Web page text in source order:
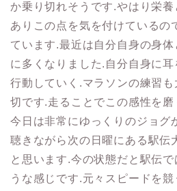
か乗り切れそうです.やはり栄
ありこの点を気を付けているの
ています.最近は自分自身の身
に多くなりました.自分自身に
行動していく.マラソンの練習
切です.走ることでこの感性を
今日は非常にゆっくりのジョグ
聴きながら次の日曜にある駅伝
と思います.今の状態だと駅伝
うな感じです.元々スピードを